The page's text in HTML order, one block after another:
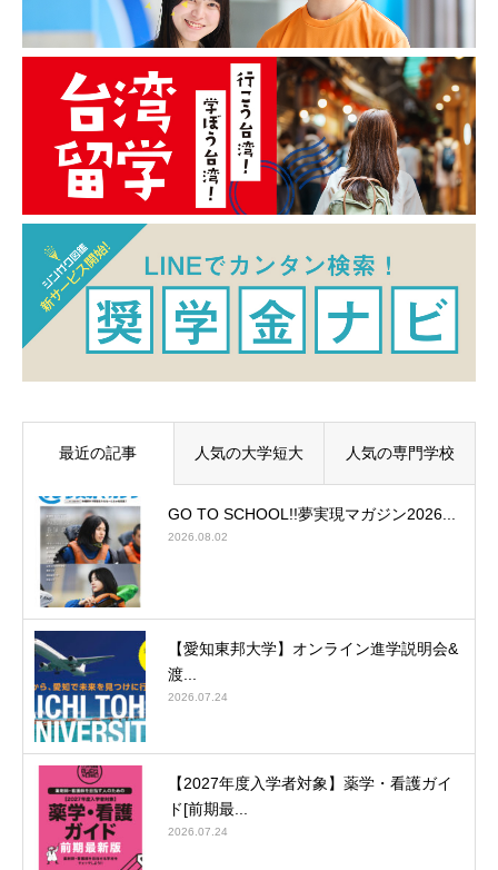
最近の記事 人気の大学短大 人気の専門学校
GO TO SCHOOL!!夢実現マガジン2026...
2026.08.02
【愛知東邦大学】オンライン進学説明会&
渡...
2026.07.24
【2027年度入学者対象】薬学・看護ガイ
ド[前期最...
2026.07.24